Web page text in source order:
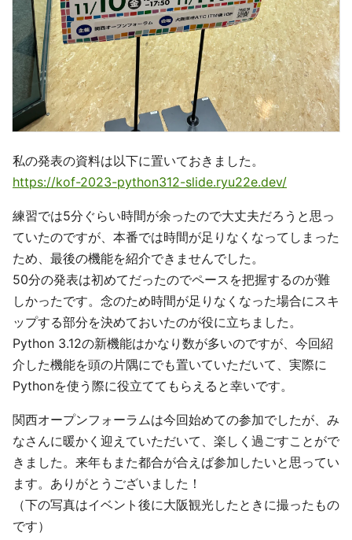
私の発表の資料は以下に置いておきました。
https://kof-2023-python312-slide.ryu22e.dev/
練習では5分ぐらい時間が余ったので大丈夫だろうと思っ
ていたのですが、本番では時間が足りなくなってしまった
ため、最後の機能を紹介できませんでした。
50分の発表は初めてだったのでペースを把握するのが難
しかったです。念のため時間が足りなくなった場合にスキ
ップする部分を決めておいたのが役に立ちました。
Python 3.12の新機能はかなり数が多いのですが、今回紹
介した機能を頭の片隅にでも置いていただいて、実際に
Pythonを使う際に役立ててもらえると幸いです。
関西オープンフォーラムは今回始めての参加でしたが、み
なさんに暖かく迎えていただいて、楽しく過ごすことがで
きました。来年もまた都合が合えば参加したいと思ってい
ます。ありがとうございました！
（下の写真はイベント後に大阪観光したときに撮ったもの
です）